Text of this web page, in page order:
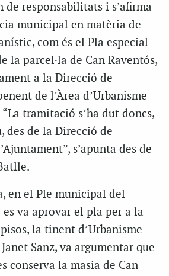
de responsabilitats i s’afirma
municipal en matèria de
com és el Pla especial
la parcel·la de Can Raventós,
a la Direcció de
de l’Àrea d’Urbanisme
tramitació s’ha dut doncs,
des de la Direcció de
s’apunta des de
en el Ple municipal del
es va aprovar el pla per a la
la tinent d’Urbanisme
Sanz, va argumentar que
conserva la masia de Can